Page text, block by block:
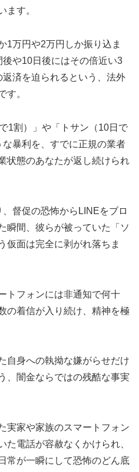
ます。
1万円や2万円しか振り込ま
や10日後にはその倍近い3
済を迫られるという、法外
す。
1割）」や「トサン（10日で
暴利を、すでに正規の業者
状態のあなたが返し続けられ
督促の恐怖からLINEをブロ
瞬間、彼らが被っていた「ソ
仮面は完全に剥がれ落ちま
トフォンには非通知で何十
の着信が入り続け、精神を極
自身への執拗な嫌がらせだけ
、闇金ならではの残酷な事実
実家や家族のスマートフォン
た電話が容赦なくかけられ、
常が一瞬にして恐怖のどん底